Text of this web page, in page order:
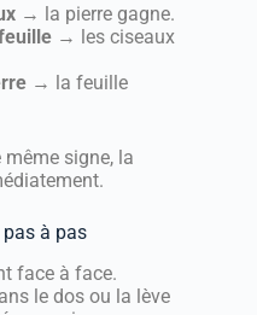
→ la pierre gagne.
→ les ciseaux
→ la feuille
signe, la
à pas
face à face.
le dos ou la lève